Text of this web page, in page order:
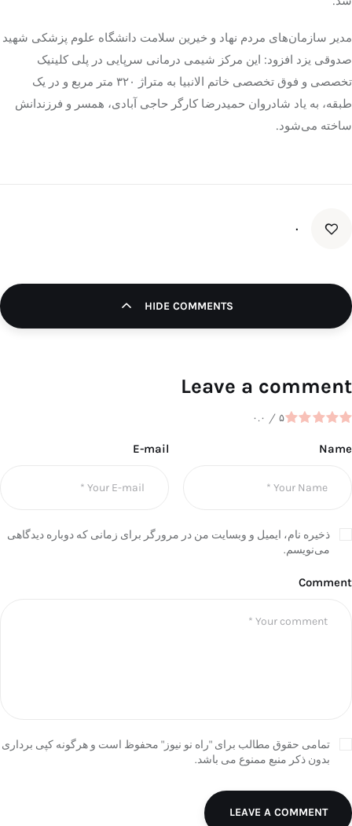
مدیر سازمان‌های مردم نهاد و خیرین سلامت دانشگاه علوم پزشکی شهید
صدوقی یزد افزود: این مرکز شیمی درمانی سرپایی در پلی کلینیک
تخصصی و فوق تخصصی خاتم الانبیا به متراژ ۳۲۰ متر مربع و در یک
طبقه، به یاد شادروان حمیدرضا کارگر حاجی آبادی، همسر و فرزندانش
ساخته می‌شود.
۰
HIDE COMMENTS
Leave a comment
۰.۰ / ۵
Name
E-mail
ذخیره نام، ایمیل و وبسایت من در مرورگر برای زمانی که دوباره دیدگاهی
می‌نویسم.
Comment
تمامی حقوق مطالب برای "راه نو نیوز" محفوظ است و هرگونه کپی برداری
بدون ذکر منبع ممنوع می باشد.
LEAVE A COMMENT